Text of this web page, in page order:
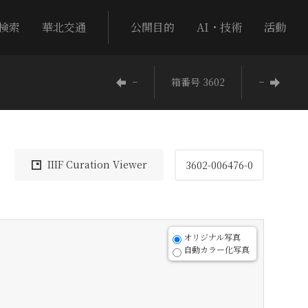
索 華北交通 公開目的 AI・技術 活動
− 箱番号 3602 −
IIIF Curation Viewer 3602-006476-0
オリジナル写真
自動カラー化写真